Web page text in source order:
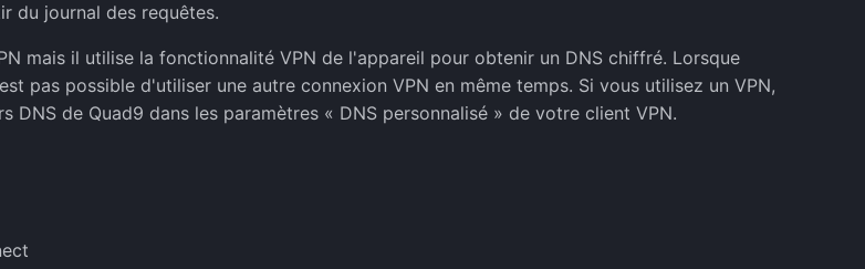
du journal des requêtes.
mais il utilise la fonctionnalité VPN de l'appareil pour obtenir un DNS chiffré. Lorsque
pas possible d'utiliser une autre connexion VPN en même temps. Si vous utilisez un VPN,
DNS de Quad9 dans les paramètres « DNS personnalisé » de votre client VPN.